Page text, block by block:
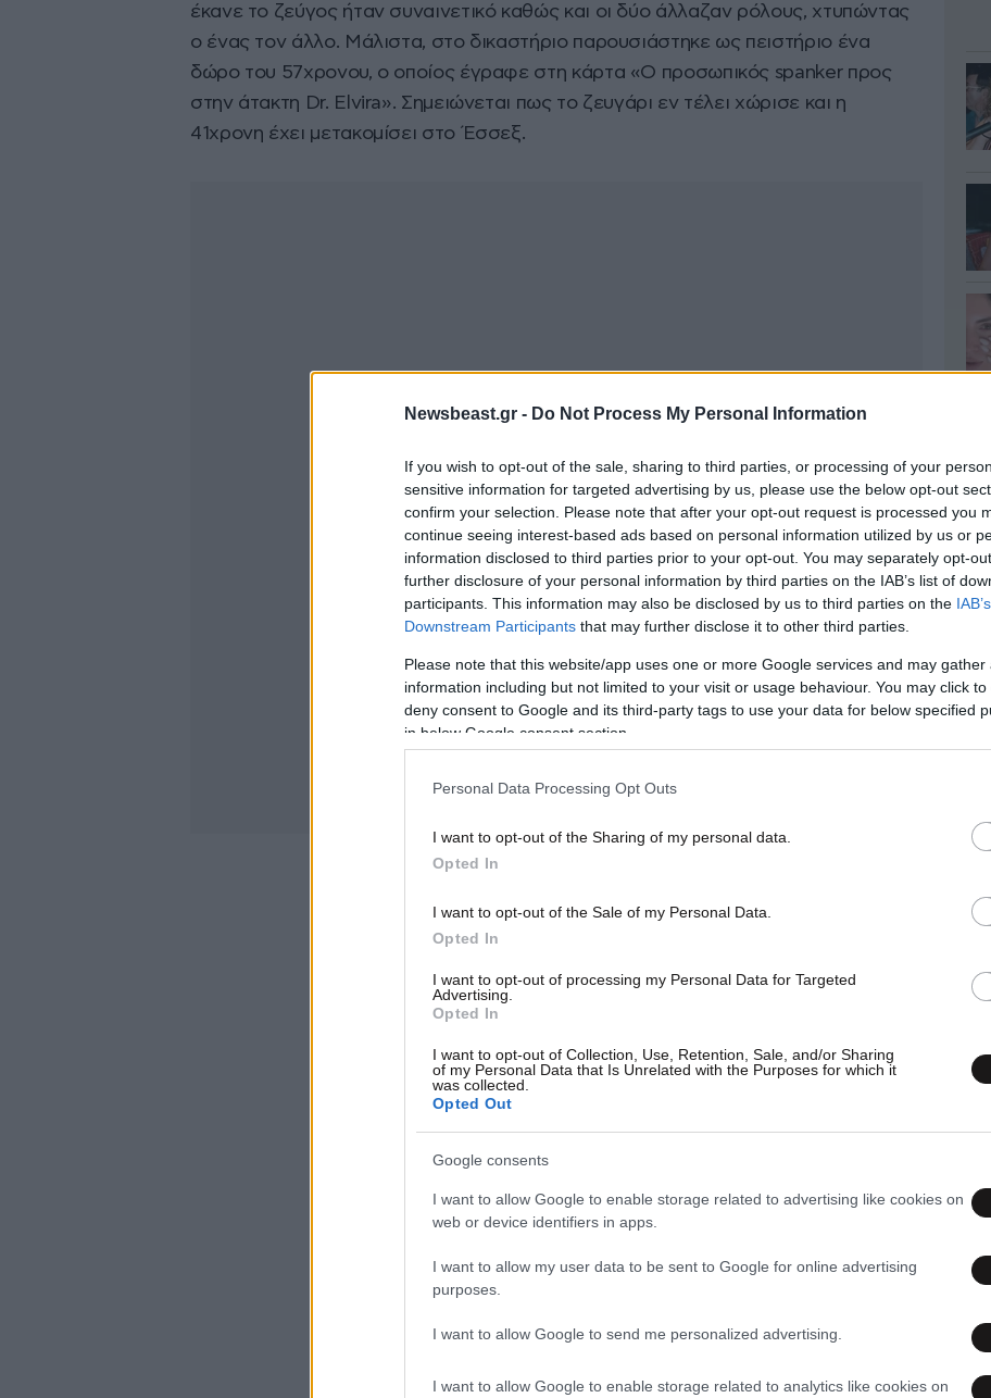
Newsbeast.gr - Do Not Process My Personal Information
If you wish to opt-out of the sale, sharing to third parties, or processing of your
sensitive information for targeted advertising by us, please use the below opt-out
confirm your selection. Please note that after your opt-out request is processed you
continue seeing interest-based ads based on personal information utilized by us or
information disclosed to third parties prior to your opt-out. You may separately opt-
further disclosure of your personal information by third parties on the IAB’s list of
participants. This information may also be disclosed by us to third parties on the
Downstream Participants that may further disclose it to other third parties.
Please note that this website/app uses one or more Google services and may gather
information including but not limited to your visit or usage behaviour. You may click
deny consent to Google and its third-party tags to use your data for below specified
in below Google consent section.
Personal Data Processing Opt Outs
I want to opt-out of the Sharing of my personal data.
Opted In
I want to opt-out of the Sale of my Personal Data.
Opted In
I want to opt-out of processing my Personal Data for Targeted
Advertising.
Opted In
I want to opt-out of Collection, Use, Retention, Sale, and/or Sharing
of my Personal Data that Is Unrelated with the Purposes for which it
was collected.
Opted Out
Google consents
I want to allow Google to enable storage related to advertising like cookies on
web or device identifiers in apps.
I want to allow my user data to be sent to Google for online advertising
purposes.
I want to allow Google to send me personalized advertising.
I want to allow Google to enable storage related to analytics like cookies on
έκανε το ζεύγος ήταν συναινετικό καθώς και οι δύο άλλαζαν ρόλους, χτυπώντας
ο ένας τον άλλο. Μάλιστα, στο δικαστήριο παρουσιάστηκε ως πειστήριο ένα
δώρο του 57χρονου, ο οποίος έγραφε στη κάρτα «Ο προσωπικός spanker προς
στην άτακτη Dr. Elvira». Σημειώνεται πως το ζευγάρι εν τέλει χώρισε και η
41χρονη έχει μετακομίσει στο Έσσεξ.